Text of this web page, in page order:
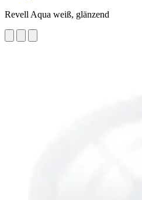
Revell Aqua weiß, glänzend